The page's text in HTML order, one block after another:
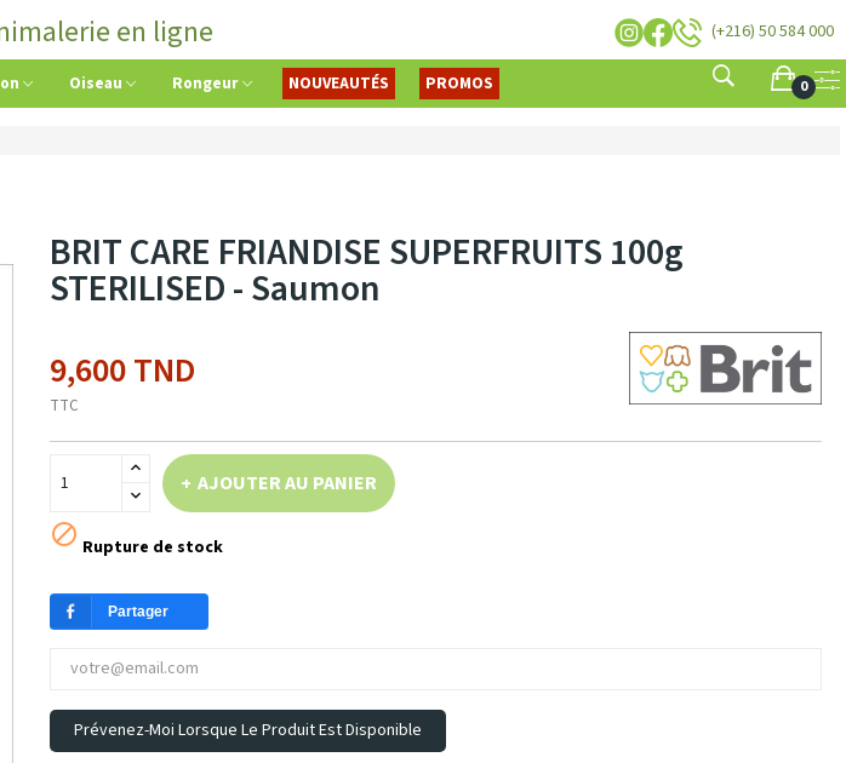
en ligne (+216) 50 584 000
Oiseau Rongeur NOUVEAUTÉS PROMOS 0
BRIT CARE FRIANDISE SUPERFRUITS 100g
STERILISED - Saumon
9,600 TND
TTC
AJOUTER AU PANIER
 Rupture de stock
Partager
Prévenez-Moi Lorsque Le Produit Est Disponible